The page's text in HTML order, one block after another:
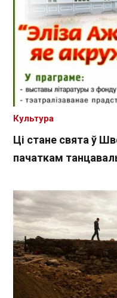
Ці стане свята ў
пачаткам
Культура